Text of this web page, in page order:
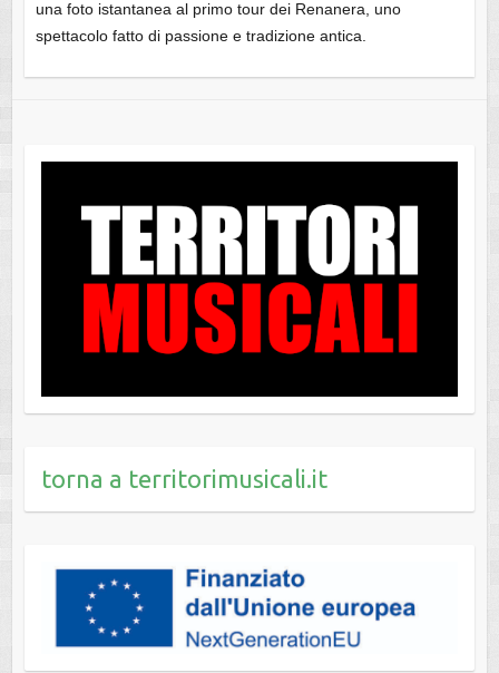
una foto istantanea al primo tour dei Renanera, uno
spettacolo fatto di passione e tradizione antica.
torna a territorimusicali.it